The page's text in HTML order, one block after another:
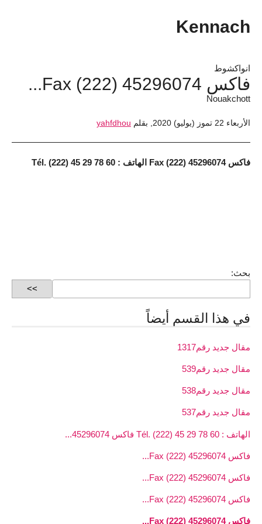
Kennach
انواكشوط
فاكس 45296074 (222) Fax...
Nouakchott
الأربعاء 22 تموز (يوليو) 2020 بقلم yahfdhou
فاكس 45296074 (222) Fax الهاتف : 60 78 29 45 (222) .Tél
بحث:
في هذا القسم أيضاً
مقال جديد رقم1317
مقال جديد رقم539
مقال جديد رقم538
مقال جديد رقم537
الهاتف : 60 78 29 45 (222) .Tél فاكس 45296074...
فاكس 45296074 (222) Fax...
فاكس 45296074 (222) Fax...
فاكس 45296074 (222) Fax...
فاكس 45296074 (222) Fax...